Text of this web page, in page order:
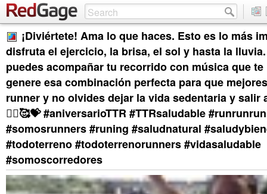
¡Diviértete! Ama lo que haces. Esto es lo más
disfruta el ejercicio, la brisa, el sol y hasta la
puedes acompañar tu recorrido con música que
genere esa combinación perfecta para que
runner y no olvides dejar la vida sedentaria y salir a
🏃‍♂️🥰💝 #aniversarioTTR #TTRsaludable #runrunrun
#somosrunners #runing #saludnatural
#todoterreno #todoterrenorunners #vidasaludable
#somoscorredores